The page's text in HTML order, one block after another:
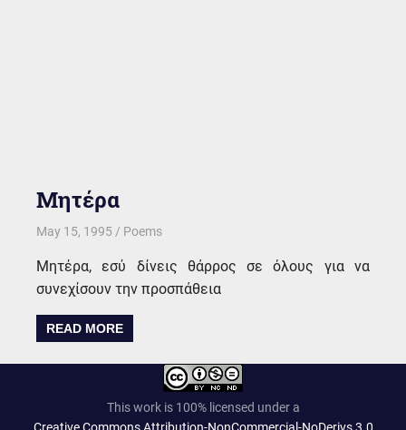
Μητέρα
May 15, 1995 kgk
Poems
Μητέρα, εσύ δίνεις θάρρος σε όλους για να
συνεχίσουν την προσπάθεια
READ MORE
This work is 100% licensed under a